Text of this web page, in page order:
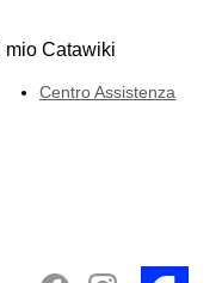
Il mio Catawiki
Centro Assistenza